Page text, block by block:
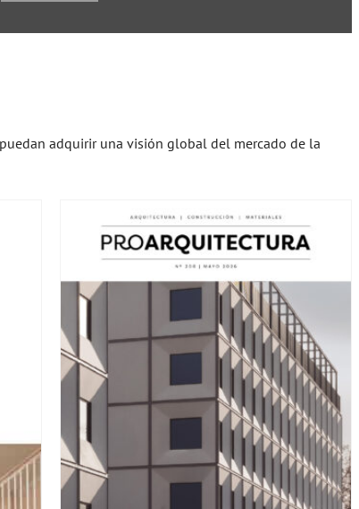
adquirir una visión global del mercado de la